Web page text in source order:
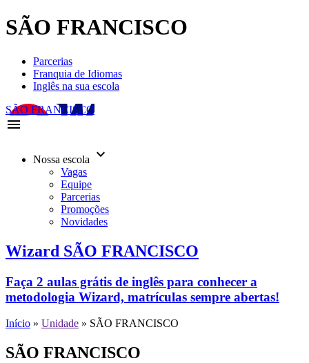
SÃO FRANCISCO
Parcerias
Franquia de Idiomas
Inglês na sua escola
SÃO FRANCISCO
menu
Nossa escola keyboard_arrow_down
Vagas
Equipe
Parcerias
Promoções
Novidades
Wizard SÃO FRANCISCO
Faça 2 aulas grátis de inglês para conhecer a
metodologia Wizard, matrículas sempre abertas!
Início » Unidade » SÃO FRANCISCO
SÃO FRANCISCO